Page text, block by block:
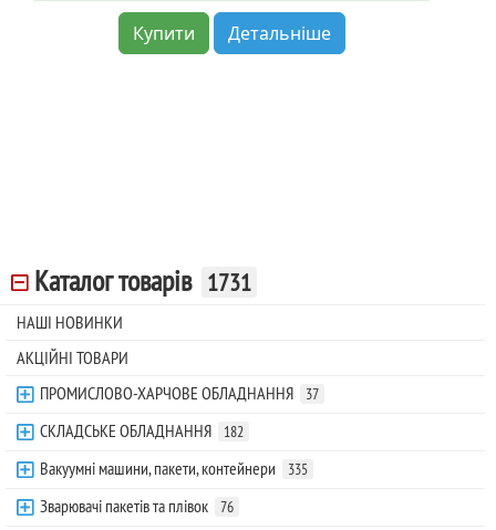
Купити Детальніше
Каталог товарів 1731
НАШІ НОВИНКИ
АКЦІЙНІ ТОВАРИ
ПРОМИСЛОВО-ХАРЧОВЕ ОБЛАДНАННЯ
37
СКЛАДСЬКЕ ОБЛАДНАННЯ 182
Вакуумні машини, пакети, контейнери 335
Зварювачі пакетів та плівок 76